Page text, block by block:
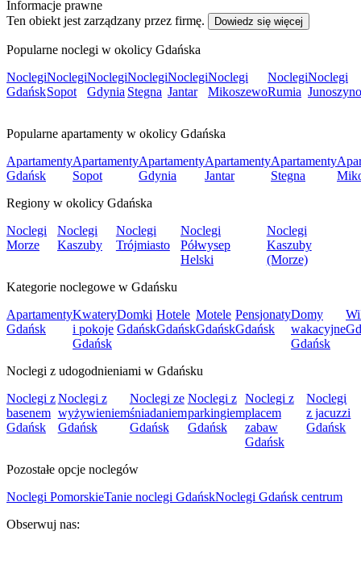
Informacje prawne
Ten obiekt jest zarządzany przez firmę.
Dowiedz się więcej
Popularne noclegi w okolicy Gdańska
Noclegi
Gdańsk
Noclegi
Sopot
Noclegi
Gdynia
Noclegi
Stegna
Noclegi
Jantar
Noclegi
Mikoszewo
Noclegi
Rumia
Noclegi
Junoszyno
Popularne apartamenty w okolicy Gdańska
Apartamenty
Gdańsk
Apartamenty
Sopot
Apartamenty
Gdynia
Apartamenty
Jantar
Apartamenty
Stegna
Regiony w okolicy Gdańska
Noclegi
Morze
Noclegi
Kaszuby
Noclegi
Trójmiasto
Noclegi
Półwysep
Helski
Noclegi
Kaszuby
(Morze)
Kategorie noclegowe w Gdańsku
Apartamenty
Gdańsk
Kwatery
i pokoje
Gdańsk
Domki
Gdańsk
Hotele
Gdańsk
Motele
Gdańsk
Pensjonaty
Gdańsk
Domy
wakacyjne
Gdańsk
Noclegi z udogodnieniami w Gdańsku
Noclegi z
basenem
Gdańsk
Noclegi z
wyżywieniem
Gdańsk
Noclegi ze
śniadaniem
Gdańsk
Noclegi z
parkingiem
Gdańsk
Noclegi z
placem
zabaw
Gdańsk
Noclegi
z jacuzzi
Gdańsk
Pozostałe opcje noclegów
Noclegi PomorskieTanie noclegi GdańskNoclegi Gdańsk centrum
Obserwuj nas: